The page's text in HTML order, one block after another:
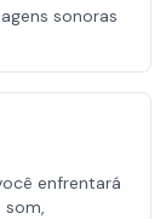
sonoras
enfrentará
som,